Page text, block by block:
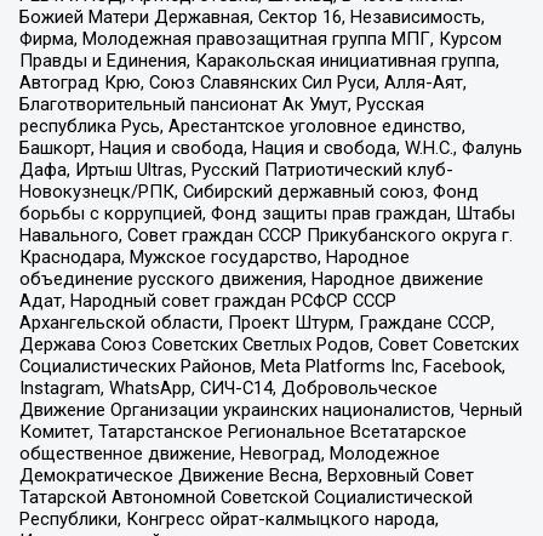
Божией Матери Державная, Сектор 16, Независимость,
Фирма, Молодежная правозащитная группа МПГ, Курсом
Правды и Единения, Каракольская инициативная группа,
Автоград Крю, Союз Славянских Сил Руси, Алля-Аят,
Благотворительный пансионат Ак Умут, Русская
республика Русь, Арестантское уголовное единство,
Башкорт, Нация и свобода, Нация и свобода, W.H.С., Фалунь
Дафа, Иртыш Ultras, Русский Патриотический клуб-
Новокузнецк/РПК, Сибирский державный союз, Фонд
борьбы с коррупцией, Фонд защиты прав граждан, Штабы
Навального, Совет граждан СССР Прикубанского округа г.
Краснодара, Мужское государство, Народное
объединение русского движения, Народное движение
Адат, Народный совет граждан РСФСР СССР
Архангельской области, Проект Штурм, Граждане СССР,
Держава Союз Советских Светлых Родов, Совет Советских
Социалистических Районов, Meta Platforms Inc, Facebook,
Instagram, WhatsApp, СИЧ-С14, Добровольческое
Движение Организации украинских националистов, Черный
Комитет, Татарстанское Региональное Всетатарское
общественное движение, Невоград, Молодежное
Демократическое Движение Весна, Верховный Совет
Татарской Автономной Советской Социалистической
Республики, Конгресс ойрат-калмыцкого народа,